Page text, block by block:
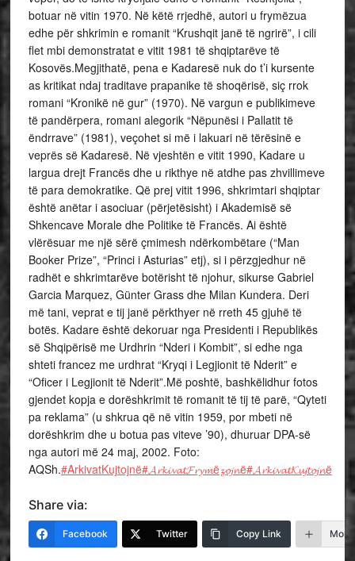
botuar në vitin 1970. Në këtë rrjedhë, autori u frymëzua
edhe për shkrimin e romanit “Krushqit janë të ngrirë”, i cili
flet mbi demonstratat e vitit 1981 të shqiptarëve të
Kosovës.Megjithatë, pena e Kadaresë nuk do t’i kursente
as kritikat ndaj traditave prapanike të shoqërisë, siç rrok
romani “Kronikë në gur” (1970). Në vargun e publikimeve
të pandërpera, romani alegorik “Nëpunësi i Pallatit të
ëndrrave” (1981), veçohet si më i lakuari në tërësinë e
veprës së Kadaresë. Në vjeshtën e vitit 1990, Kadare u
largua drejt Francës dhe u rikthye në atdhe pas zhvillimeve
të para demokratike. Që prej vitit 1996, shkrimtari shqiptar
është anëtar i asociuar (përjetësisht) i Akademisë së
Shkencave Morale dhe Politike të Francës. Ai është
vlërësuar me një sërë çmimesh ndërkombëtare (“Man
Booker Prize”, “Princi i Asturias” etj), si i përzgjedhur në
radhët e shkrimtarëve botërisht të njohur, sikurse Gabriel
Garcia Marquez, Günter Grass dhe Milan Kundera. Deri
më tani, veprat e tij janë përkthyer në rreth 45 gjuhë të
botës. Kadare është dekoruar nga Presidenti i Republikës
së Shqipërisë me Urdhrin “Nderi i Kombit”, si edhe nga
shteti francez me urdhrat “Kryqi i Legjionit të Nderit” e
“Oficer i Legjionit të Nderit”.Më poshtë, bashkëlidhur fotos
gjendet kopja e dorëshkrimit të romanit të tij të parë, “Qyteti
pa reklama” (u shkrua që në vitin 1959, por mbeti në
dorëshkrim dhe u botua pas viteve ’90), dhuruar DPA-së
nga autori më 24 maj, 2002. Foto:
AQSh.#ArkivatKujtojnë#𝓐𝓻𝓴𝓲𝓿𝓪𝓽𝓕𝓻𝔂𝓶ë𝔃𝓸𝓳𝓷ë#𝓐𝓻𝓴𝓲𝓿𝓪𝓽𝓚𝓾𝓳𝓽𝓸𝓳𝓷ë
Share via:
Facebook Twitter Copy Link More